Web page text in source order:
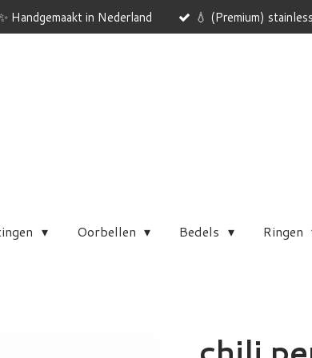
Handgemaakt in Nederland 💧 (Premium)
Oorbellen Bedels Ringen